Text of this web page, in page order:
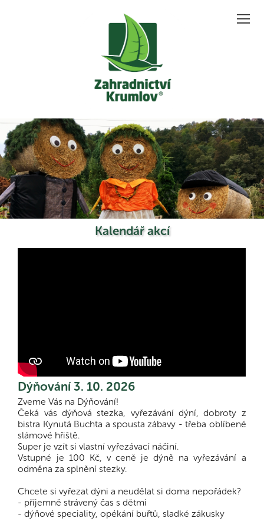
Kalendář akcí
Dýňování 3. 10. 2026
Zveme Vás na Dýňování!
Čeká vás dýňová stezka, vyřezávání dýní, dobroty z
bistra Kynutá Buchta a spousta zábavy - třeba oblíbené
slámové hřiště.
Super je vzít si vlastní vyřezávací náčiní.
Vstupné je 100 Kč, v ceně je dýně na vyřezávání a
odměna za splnění stezky.
Chcete si vyřezat dýni a neudělat si doma nepořádek?
- příjemně strávený čas s dětmi
- dýňové speciality, opékání buřtů, sladké zákusky